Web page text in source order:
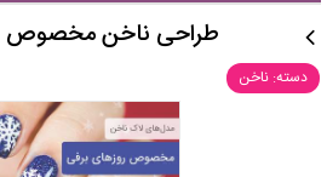
طراحی ناخن مخصوص
دسته: ناخن